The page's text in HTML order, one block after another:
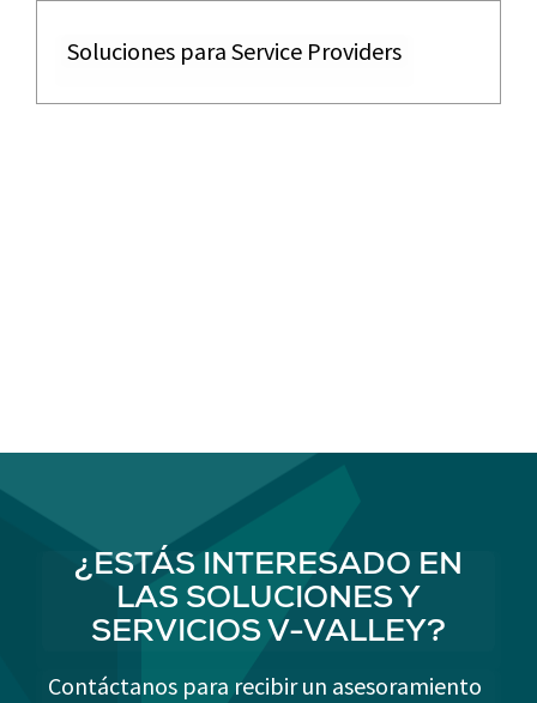
Soluciones para Service Providers
¿ESTÁS INTERESADO EN
LAS SOLUCIONES Y
SERVICIOS V-VALLEY?
Contáctanos para recibir un asesoramiento